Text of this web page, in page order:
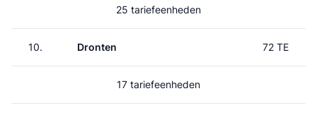
25 tariefeenheden
10. Dronten 72 TE
17 tariefeenheden